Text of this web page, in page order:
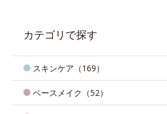
カテゴリで探す
スキンケア（169）
ベースメイク（52）